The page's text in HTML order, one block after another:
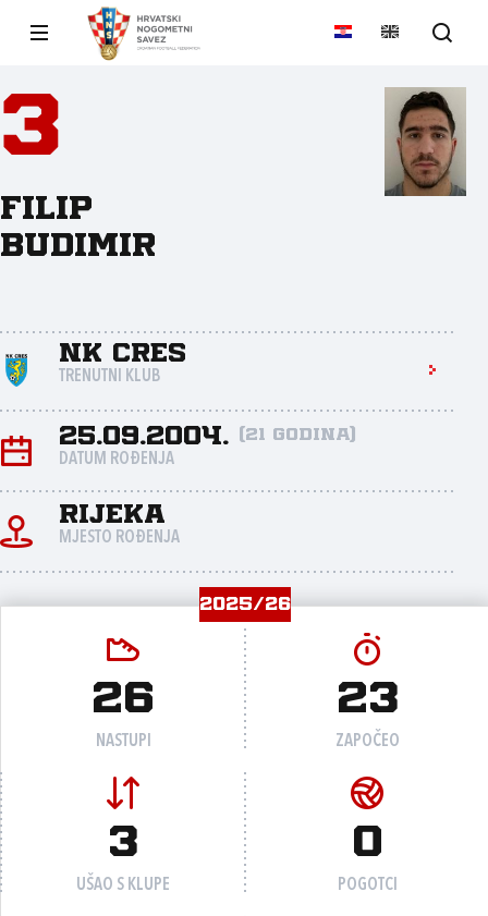
3
Filip
Budimir
NK Cres
TRENUTNI KLUB
25.09.2004. (21 godina)
DATUM ROĐENJA
Rijeka
MJESTO ROĐENJA
2025/26
26
NASTUPI
23
ZAPOČEO
3
UŠAO S KLUPE
0
POGOTCI